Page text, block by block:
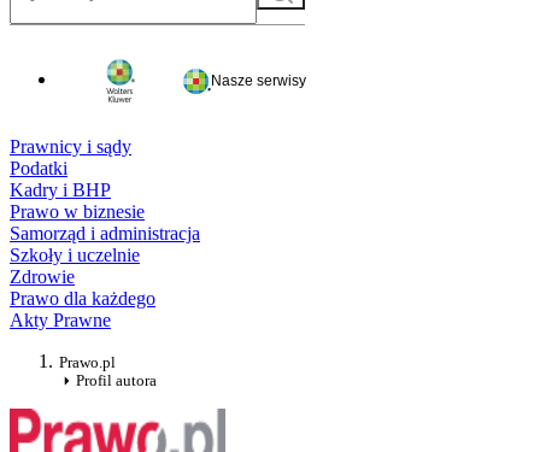
Nasze serwisy
Prawnicy i sądy
Podatki
Kadry i BHP
Prawo w biznesie
Samorząd i administracja
Szkoły i uczelnie
Zdrowie
Prawo dla każdego
Akty Prawne
Prawo.pl
Profil autora